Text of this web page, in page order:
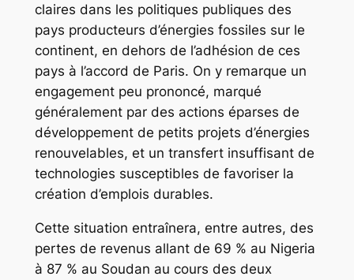
claires dans les politiques publiques des
pays producteurs d’énergies fossiles sur le
continent, en dehors de l’adhésion de ces
pays à l’accord de Paris. On y remarque un
engagement peu prononcé, marqué
généralement par des actions éparses de
développement de petits projets d’énergies
renouvelables, et un transfert insuffisant de
technologies susceptibles de favoriser la
création d’emplois durables.
Cette situation entraînera, entre autres, des
pertes de revenus allant de 69 % au Nigeria
à 87 % au Soudan au cours des deux